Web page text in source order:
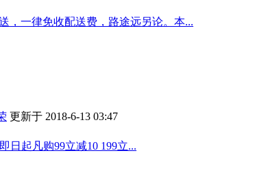
，一律免收配送费，路途远另论。本...
更新于 2018-6-13 03:47
日起凡购99立减10 199立...